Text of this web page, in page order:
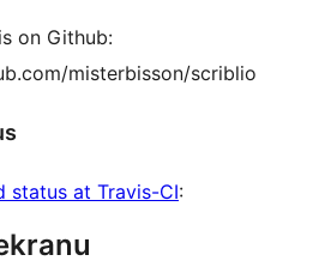
on Github:
misterbisson/scriblio
status at Travis-CI: